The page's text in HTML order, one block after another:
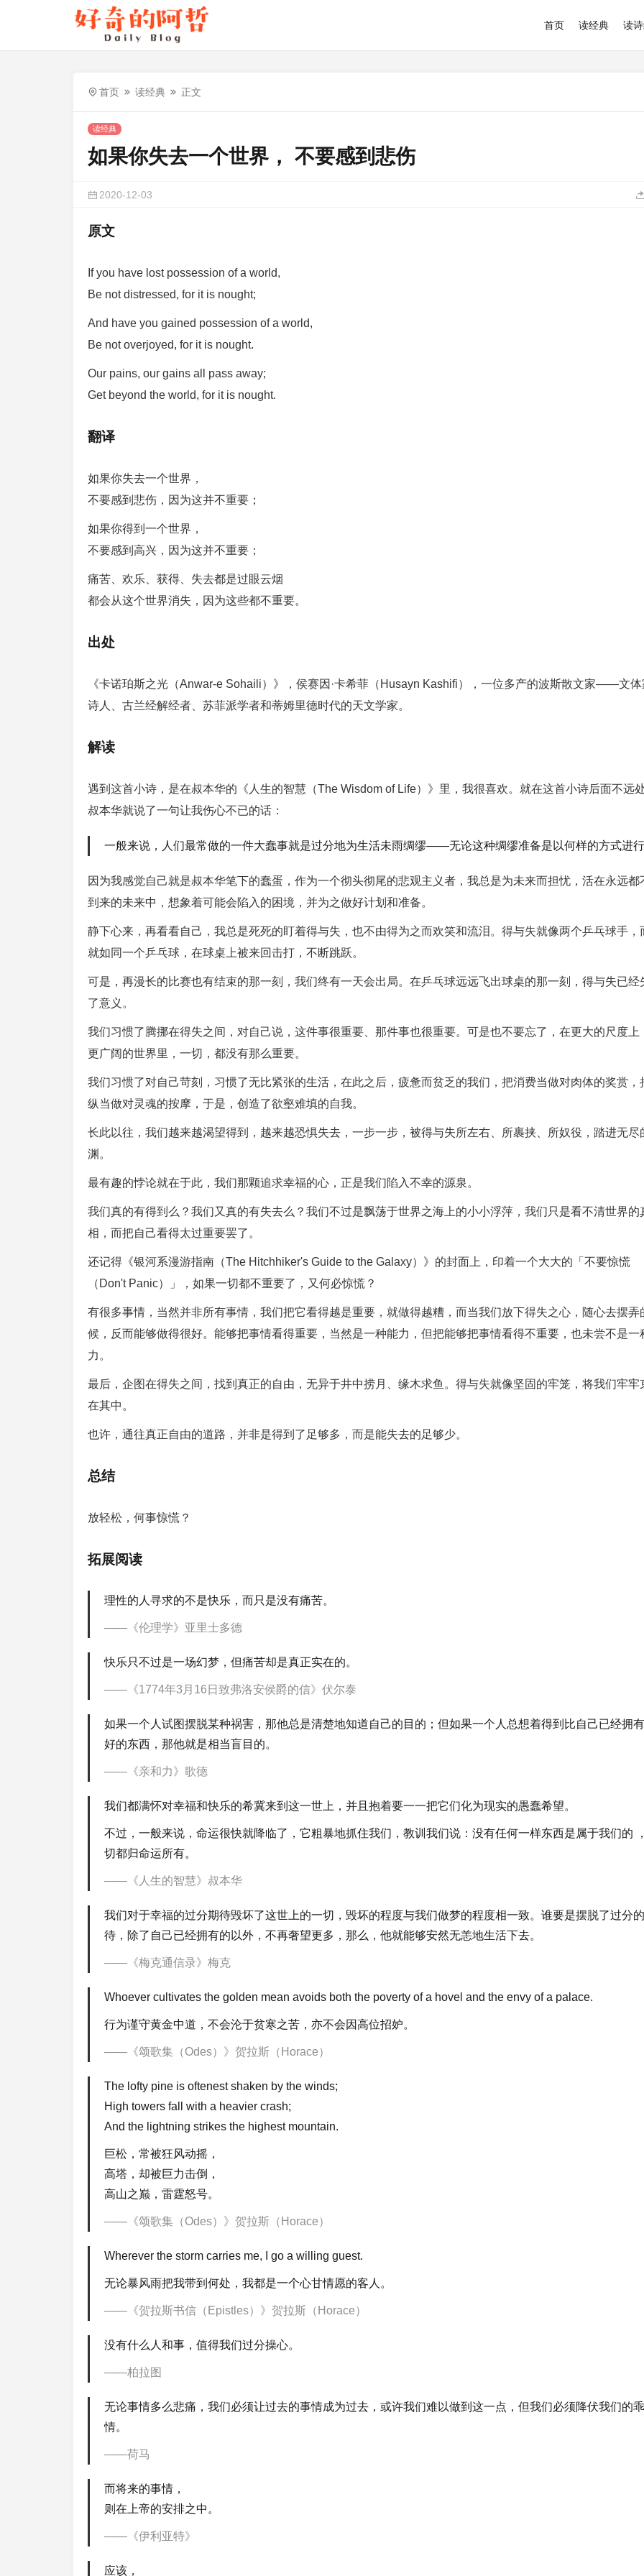
首页 读经典 读
首页 读经典 正文
读经典
如果你失去一个世界， 不要感到悲伤
2020-12-03
原文
If you have lost possession of a world,
Be not distressed, for it is nought;
And have you gained possession of a world,
Be not overjoyed, for it is nought.
Our pains, our gains all pass away;
Get beyond the world, for it is nought.
翻译
如果你失去一个世界，
不要感到悲伤，因为这并不重要；
如果你得到一个世界，
不要感到高兴，因为这并不重要；
痛苦、欢乐、获得、失去都是过眼云烟
都会从这个世界消失，因为这些都不重要。
出处
《卡诺珀斯之光（Anwar-e Sohaili）》，侯赛因·卡希菲（Husayn Kashifi），一位多产的波斯散文家——文体
诗人、古兰经解经者、苏菲派学者和蒂姆里德时代的天文学家。
解读
遇到这首小诗，是在叔本华的《人生的智慧（The Wisdom of Life）》里，我很喜欢。就在这首小诗后面不远
叔本华就说了一句让我伤心不已的话：
一般来说，人们最常做的一件大蠢事就是过分地为生活未雨绸缪——无论这种绸缪准备是以何样的方式进
因为我感觉自己就是叔本华笔下的蠢蛋，作为一个彻头彻尾的悲观主义者，我总是为未来而担忧，活在永远都
到来的未来中，想象着可能会陷入的困境，并为之做好计划和准备。
静下心来，再看看自己，我总是死死的盯着得与失，也不由得为之而欢笑和流泪。得与失就像两个乒乓球手，
就如同一个乒乓球，在球桌上被来回击打，不断跳跃。
可是，再漫长的比赛也有结束的那一刻，我们终有一天会出局。在乒乓球远远飞出球桌的那一刻，得与失已经
了意义。
我们习惯了腾挪在得失之间，对自己说，这件事很重要、那件事也很重要。可是也不要忘了，在更大的尺度上
更广阔的世界里，一切，都没有那么重要。
我们习惯了对自己苛刻，习惯了无比紧张的生活，在此之后，疲惫而贫乏的我们，把消费当做对肉体的奖赏，
纵当做对灵魂的按摩，于是，创造了欲壑难填的自我。
长此以往，我们越来越渴望得到，越来越恐惧失去，一步一步，被得与失所左右、所裹挟、所奴役，踏进无尽
渊。
最有趣的悖论就在于此，我们那颗追求幸福的心，正是我们陷入不幸的源泉。
我们真的有得到么？我们又真的有失去么？我们不过是飘荡于世界之海上的小小浮萍，我们只是看不清世界的
相，而把自己看得太过重要罢了。
还记得《银河系漫游指南（The Hitchhiker's Guide to the Galaxy）》的封面上，印着一个大大的「不要惊慌
（Don't Panic）」，如果一切都不重要了，又何必惊慌？
有很多事情，当然并非所有事情，我们把它看得越是重要，就做得越糟，而当我们放下得失之心，随心去摆弄
候，反而能够做得很好。能够把事情看得重要，当然是一种能力，但把能够把事情看得不重要，也未尝不是一
力。
最后，企图在得失之间，找到真正的自由，无异于井中捞月、缘木求鱼。得与失就像坚固的牢笼，将我们牢牢
在其中。
也许，通往真正自由的道路，并非是得到了足够多，而是能失去的足够少。
总结
放轻松，何事惊慌？
拓展阅读
理性的人寻求的不是快乐，而只是没有痛苦。
《伦理学》亚里士多德
快乐只不过是一场幻梦，但痛苦却是真正实在的。
《1774年3月16日致弗洛安侯爵的信》伏尔泰
如果一个人试图摆脱某种祸害，那他总是清楚地知道自己的目的；但如果一个人总想着得到比自己已经拥
好的东西，那他就是相当盲目的。
《亲和力》歌德
我们都满怀对幸福和快乐的希冀来到这一世上，并且抱着要一一把它们化为现实的愚蠢希望。
不过，一般来说，命运很快就降临了，它粗暴地抓住我们，教训我们说：没有任何一样东西是属于我们的
切都归命运所有。
《人生的智慧》叔本华
我们对于幸福的过分期待毁坏了这世上的一切，毁坏的程度与我们做梦的程度相一致。谁要是摆脱了过分
待，除了自己已经拥有的以外，不再奢望更多，那么，他就能够安然无恙地生活下去。
《梅克通信录》梅克
Whoever cultivates the golden mean avoids both the poverty of a hovel and the envy of a palace.
行为谨守黄金中道，不会沦于贫寒之苦，亦不会因高位招妒。
《颂歌集（Odes）》贺拉斯（Horace）
The lofty pine is oftenest shaken by the winds;
High towers fall with a heavier crash;
And the lightning strikes the highest mountain.
巨松，常被狂风动摇，
高塔，却被巨力击倒，
高山之巅，雷霆怒号。
《颂歌集（Odes）》贺拉斯（Horace）
Wherever the storm carries me, I go a willing guest.
无论暴风雨把我带到何处，我都是一个心甘情愿的客人。
《贺拉斯书信（Epistles）》贺拉斯（Horace）
没有什么人和事，值得我们过分操心。
柏拉图
无论事情多么悲痛，我们必须让过去的事情成为过去，或许我们难以做到这一点，但我们必须降伏我们的
情。
荷马
而将来的事情，
则在上帝的安排之中。
《伊利亚特》
应该，